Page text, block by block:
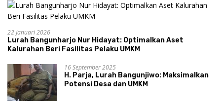
22 Januari 2026
Lurah Bangunharjo Nur Hidayat: Optimalkan Aset
Kalurahan Beri Fasilitas Pelaku UMKM
16 September 2025
H. Parja, Lurah Bangunjiwo: Maksimalkan
Potensi Desa dan UMKM